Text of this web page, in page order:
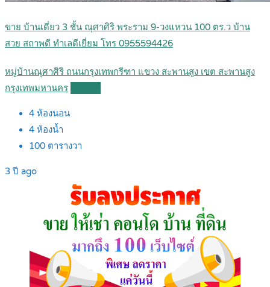
ขาย บ้านเดี่ยว 3 ชั้น ณุศาศิริ พระราม 9-วงแหวน 100 ตร.ว บ้าน
สวย สถาพดี ทำเลดีเยี่ยม โทร 0955594426
หมู่บ้านณุศาศิริ ถนนกรุงเทพกรีฑา แขวง สะพานสูง เขต สะพานสูง
กรุงเทพมหานคร
4 ห้องนอน
4 ห้องน้ำ
100 ตารางวา
3 ปี ago